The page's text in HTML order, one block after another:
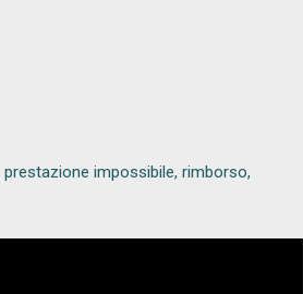
prestazione impossibile, rimborso,